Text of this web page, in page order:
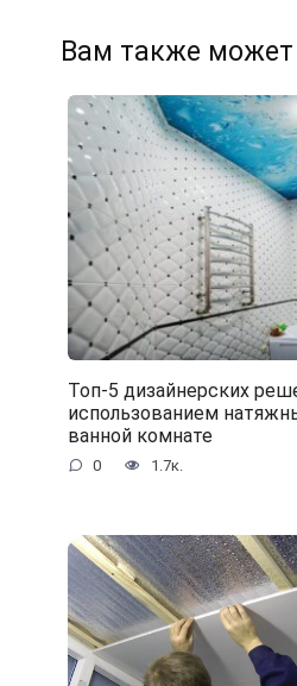
Вам также может
Топ-5 дизайнерских
использованием
ванной комнате
0 1.7к.